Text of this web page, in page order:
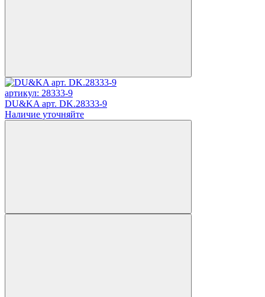
артикул: 28333-9
DU&KA арт. DK.28333-9
Наличие уточняйте